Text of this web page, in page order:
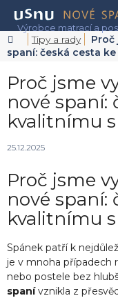
obsah
Domů
Tipy a rady
Proč
spaní: česká cesta
Proč jsme
nové spaní:
kvalitnímu
25.12.2025
Proč jsme
nové spaní:
kvalitnímu
Spánek patří k
je v mnoha případech
nebo postele bez
spanívznikla z